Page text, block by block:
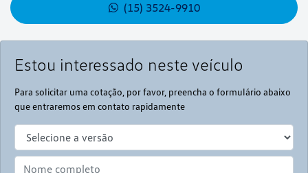
Estou interessado neste veículo
Para solicitar uma cotação, por favor, preencha o formulário abaixo
que entraremos em contato rapidamente
(15) 3524-9910